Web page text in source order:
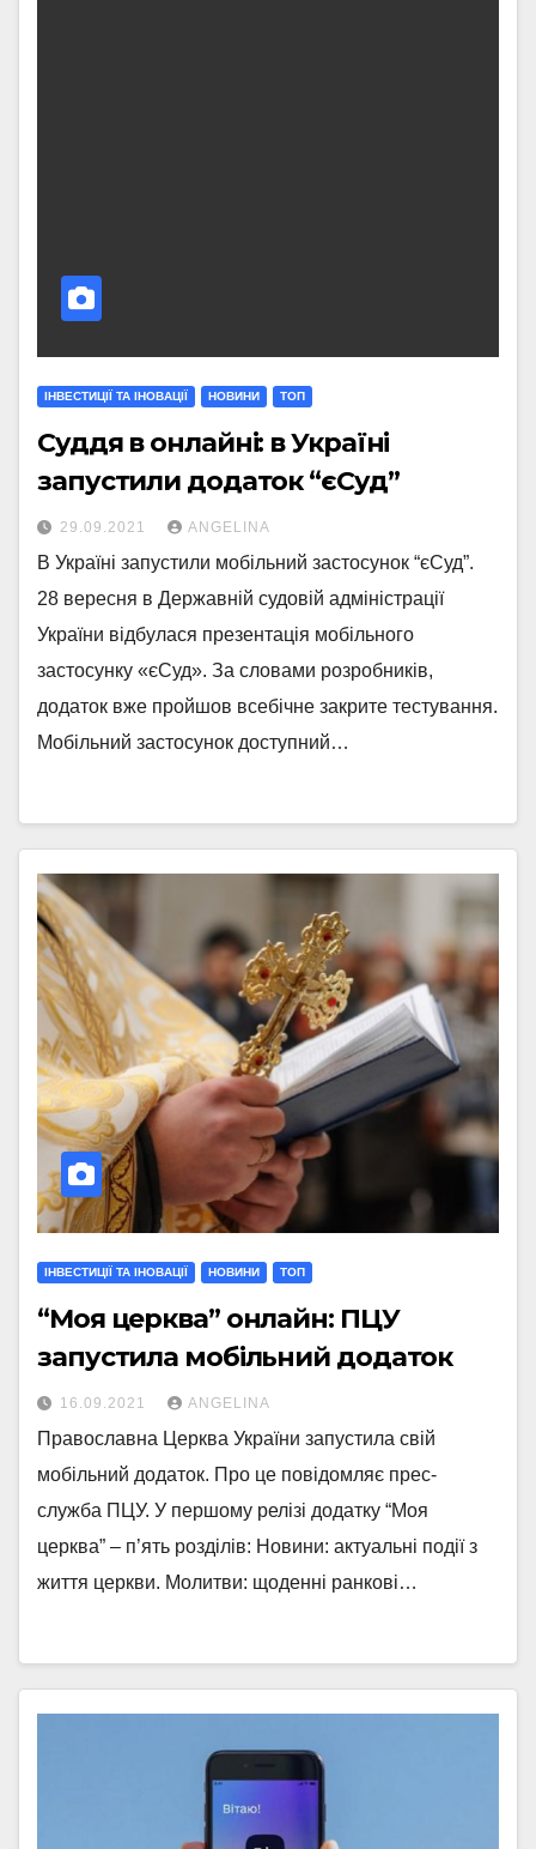
ІНВЕСТИЦІЇ ТА ІНОВАЦІЇ НОВИНИ ТОП
Суддя в онлайні: в Україні
запустили додаток “єСуд”
29.09.2021 ANGELINA
В Україні запустили мобільний застосунок “єСуд”.
28 вересня в Державній судовій адміністрації
України відбулася презентація мобільного
застосунку «єСуд». За словами розробників,
додаток вже пройшов всебічне закрите тестування.
Мобільний застосунок доступний…
ІНВЕСТИЦІЇ ТА ІНОВАЦІЇ НОВИНИ ТОП
“Моя церква” онлайн: ПЦУ
запустила мобільний додаток
16.09.2021 ANGELINA
Православна Церква України запустила свій
мобільний додаток. Про це повідомляє прес-
служба ПЦУ. У першому релізі додатку “Моя
церква” – п’ять розділів: Новини: актуальні події з
життя церкви. Молитви: щоденні ранкові…